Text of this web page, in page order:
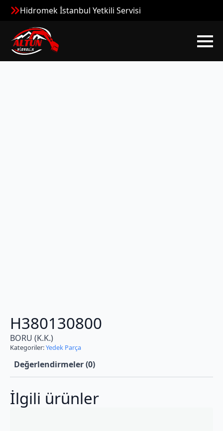
Hidromek İstanbul Yetkili Servisi
H380130800
BORU (K.K.)
Kategoriler:Yedek Parça
Değerlendirmeler (0)
İlgili ürünler